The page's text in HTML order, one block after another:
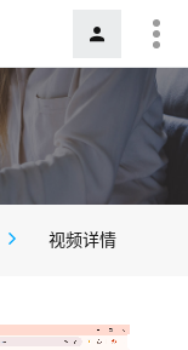
视频详情